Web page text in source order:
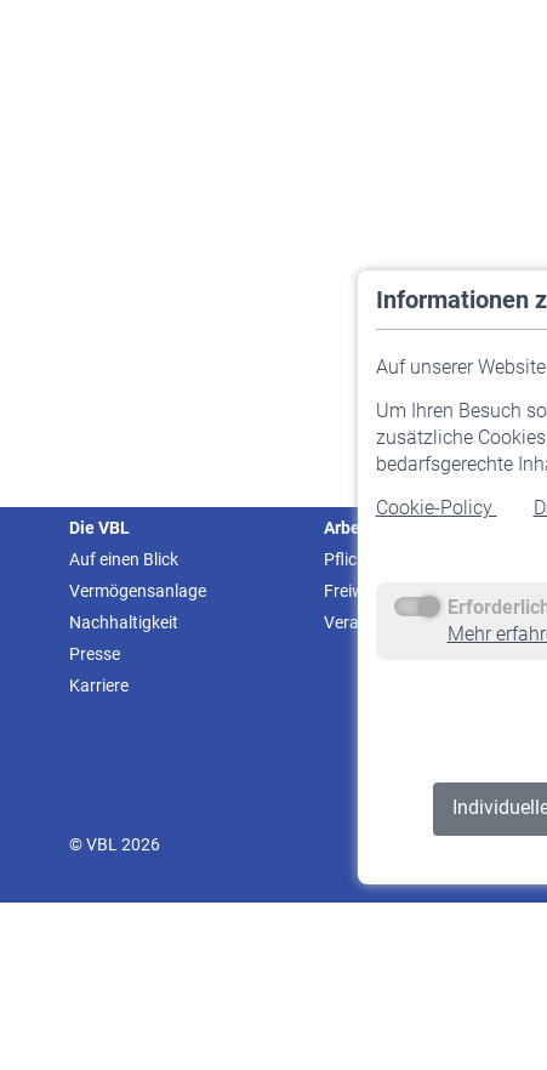
Informationen
Auf unserer
Um Ihren Besuch
zusätzliche
bedarfsgerechte
Cookie-Policy
Mehr
Die VBL
Auf einen Blick
Vermögensanlage
Nachhaltigkeit
Presse
Karriere
Arbeitgeber
Pflichtversicherung
Freiwillige Versicherung
Veranstaltungen
© VBL 2026